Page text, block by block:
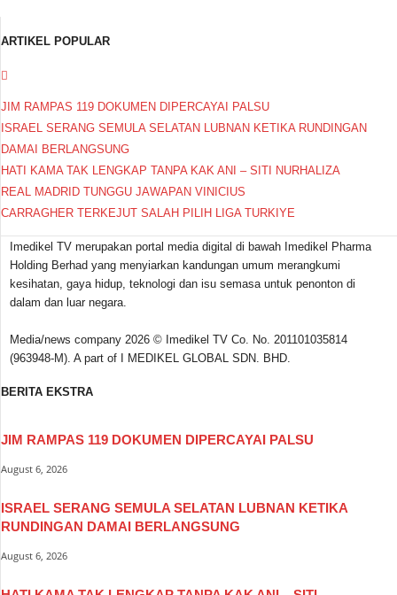
ARTIKEL POPULAR
JIM RAMPAS 119 DOKUMEN DIPERCAYAI PALSU
ISRAEL SERANG SEMULA SELATAN LUBNAN KETIKA RUNDINGAN
DAMAI BERLANGSUNG
HATI KAMA TAK LENGKAP TANPA KAK ANI – SITI NURHALIZA
REAL MADRID TUNGGU JAWAPAN VINICIUS
CARRAGHER TERKEJUT SALAH PILIH LIGA TURKIYE
Imedikel TV merupakan portal media digital di bawah Imedikel Pharma
Holding Berhad yang menyiarkan kandungan umum merangkumi
kesihatan, gaya hidup, teknologi dan isu semasa untuk penonton di
dalam dan luar negara.
Media/news company 2026 © Imedikel TV Co. No. 201101035814
(963948-M). A part of I MEDIKEL GLOBAL SDN. BHD.
BERITA EKSTRA
JIM RAMPAS 119 DOKUMEN DIPERCAYAI PALSU
August 6, 2026
ISRAEL SERANG SEMULA SELATAN LUBNAN KETIKA
RUNDINGAN DAMAI BERLANGSUNG
August 6, 2026